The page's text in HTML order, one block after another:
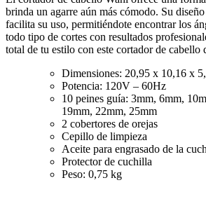
brinda un agarre aún más cómodo. Su
facilita su uso, permitiéndote encontrar los
todo tipo de cortes con resultados
total de tu estilo con este cortador de cabello
Dimensiones: 20,95 x 10,16 x
Potencia: 120V – 60Hz
10 peines guía: 3mm, 6mm,
19mm, 22mm, 25mm
2 cobertores de orejas
Cepillo de limpieza
Aceite para engrasado de la
Protector de cuchilla
Peso: 0,75 kg